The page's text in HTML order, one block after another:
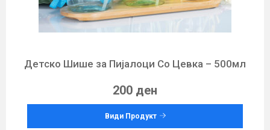
Детско Шише за Пијалоци Со Цевка – 500мл
200 ден
Види Продукт